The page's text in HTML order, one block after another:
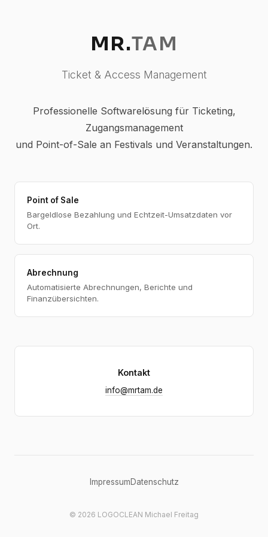
MR.TAM
Ticket & Access Management
Professionelle Softwarelösung für Ticketing,
Zugangsmanagement
und Point-of-Sale an Festivals und Veranstaltungen.
Point of Sale
Bargeldlose Bezahlung und Echtzeit-Umsatzdaten vor
Ort.
Abrechnung
Automatisierte Abrechnungen, Berichte und
Finanzübersichten.
Kontakt
info@mrtam.de
ImpressumDatenschutz
© 2026 LOGOCLEAN Michael Freitag